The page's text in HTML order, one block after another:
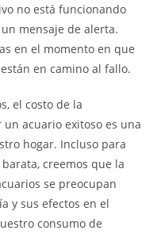
no está funcionando
mensaje de alerta.
en el momento en que
en camino al fallo.
el costo de la
acuario exitoso es una
hogar. Incluso para
creemos que la
se preocupan
y sus efectos en el
consumo de